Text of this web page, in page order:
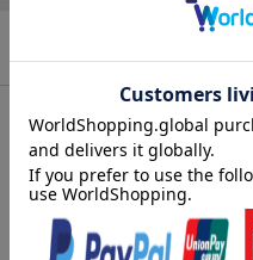
内容紹介（JPROより）
ちいかわとたのしくクッキン
いしく学べます。
〇しょっかんやみためがかわる
・ふっくらかちかち♪やきメレ